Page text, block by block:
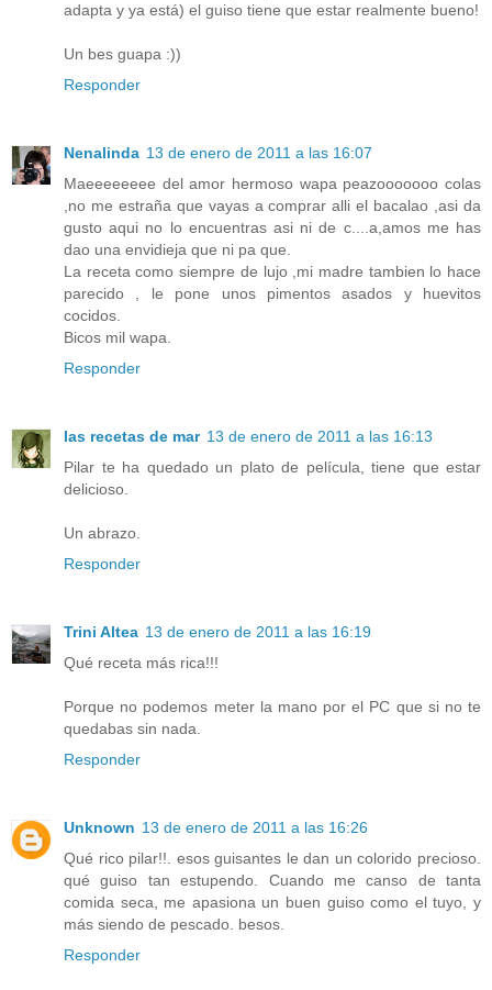
adapta y ya está) el guiso tiene que estar realmente bueno!
Un bes guapa :))
Responder
Nenalinda 13 de enero de 2011 a las 16:07
Maeeeeeeee del amor hermoso wapa peazooooooo colas
,no me estraña que vayas a comprar alli el bacalao ,asi da
gusto aqui no lo encuentras asi ni de c....a,amos me has
dao una envidieja que ni pa que.
La receta como siempre de lujo ,mi madre tambien lo hace
parecido , le pone unos pimentos asados y huevitos
cocidos.
Bicos mil wapa.
Responder
las recetas de mar 13 de enero de 2011 a las 16:13
Pilar te ha quedado un plato de película, tiene que estar
delicioso.
Un abrazo.
Responder
Trini Altea 13 de enero de 2011 a las 16:19
Qué receta más rica!!!
Porque no podemos meter la mano por el PC que si no te
quedabas sin nada.
Responder
Unknown 13 de enero de 2011 a las 16:26
Qué rico pilar!!. esos guisantes le dan un colorido precioso.
qué guiso tan estupendo. Cuando me canso de tanta
comida seca, me apasiona un buen guiso como el tuyo, y
más siendo de pescado. besos.
Responder